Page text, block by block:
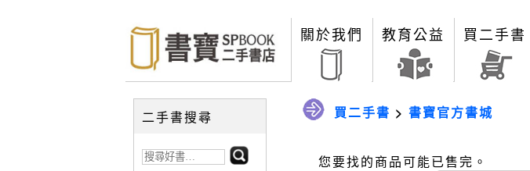
關於我們 教育公益 買二手書
二手書搜尋 買二手書 > 書寶官方書城
您要找的商品可能已售完。